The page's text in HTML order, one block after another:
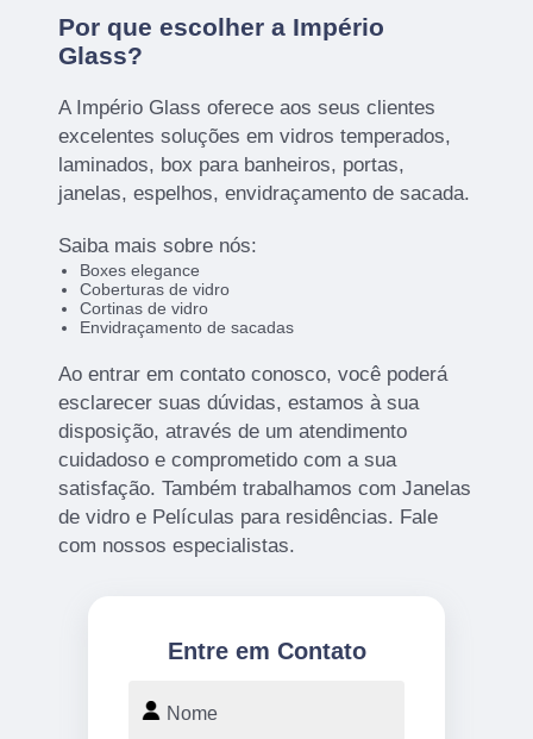
Por que escolher a Império
Glass?
A Império Glass oferece aos seus clientes
excelentes soluções em vidros temperados,
laminados, box para banheiros, portas,
janelas, espelhos, envidraçamento de sacada.
Saiba mais sobre nós:
Boxes elegance
Coberturas de vidro
Cortinas de vidro
Envidraçamento de sacadas
Ao entrar em contato conosco, você poderá
esclarecer suas dúvidas, estamos à sua
disposição, através de um atendimento
cuidadoso e comprometido com a sua
satisfação. Também trabalhamos com Janelas
de vidro e Películas para residências. Fale
com nossos especialistas.
Entre em Contato